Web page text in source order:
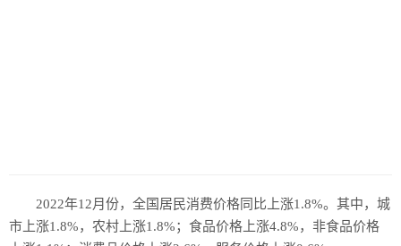
2022年12月份，全国居民消费价格同比上涨1.8%。其中，城
市上涨1.8%，农村上涨1.8%；食品价格上涨4.8%，非食品价格